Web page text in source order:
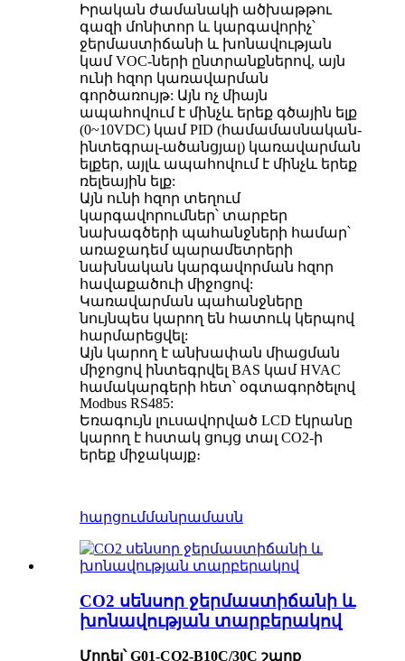
Իրական ժամանակի ածխաթթու
գազի մոնիտոր և կարգավորիչ՝
ջերմաստիճանի և խոնավության
կամ VOC-ների ընտրանքներով, այն
ունի հզոր կառավարման
գործառույթ: Այն ոչ միայն
ապահովում է մինչև երեք գծային ելք
(0~10VDC) կամ PID (համամասնական-
ինտեգրալ-ածանցյալ) կառավարման
ելքեր, այլև ապահովում է մինչև երեք
ռելեային ելք:
Այն ունի հզոր տեղում
կարգավորումներ՝ տարբեր
նախագծերի պահանջների համար՝
առաջադեմ պարամետրերի
նախնական կարգավորման հզոր
հավաքածուի միջոցով:
Կառավարման պահանջները
նույնպես կարող են հատուկ կերպով
հարմարեցվել:
Այն կարող է անխափան միացման
միջոցով ինտեգրվել BAS կամ HVAC
համակարգերի հետ՝ օգտագործելով
Modbus RS485:
Եռագույն լուսավորված LCD էկրանը
կարող է հստակ ցույց տալ CO2-ի
երեք միջակայք։
հարցումմանրամասն
CO2 սենսոր ջերմաստիճանի և
խոնավության տարբերակով
Մոդել՝ G01-CO2-B10C/30C շարք